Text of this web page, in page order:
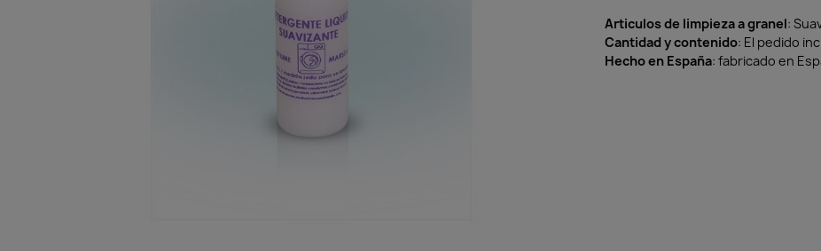
Articulos de limpieza a granel:
Cantidad y contenido: El pedido
Hecho en España: fabricado en